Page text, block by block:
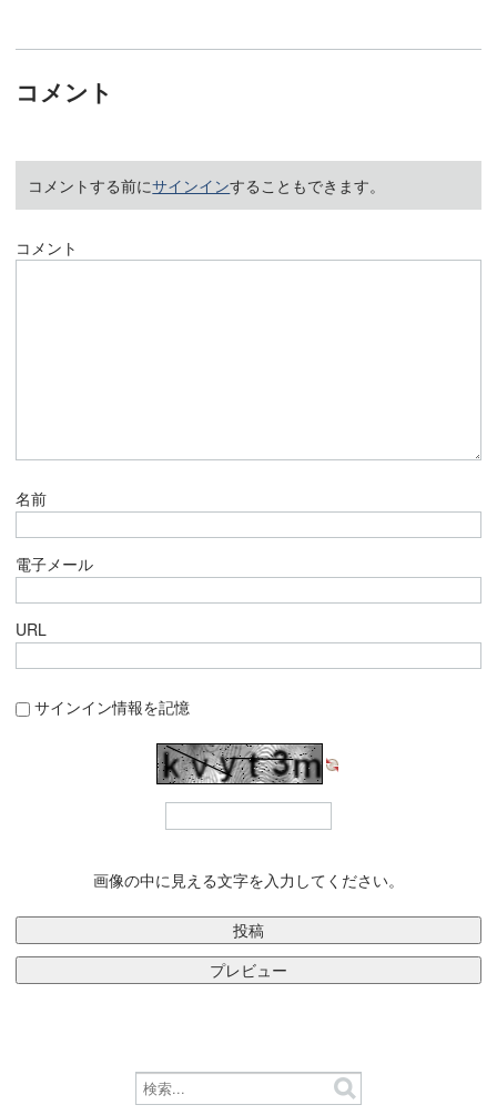
コメント
コメントする前にサインインすることもできます。
コメント
名前
電子メール
URL
サインイン情報を記憶
画像の中に見える文字を入力してください。